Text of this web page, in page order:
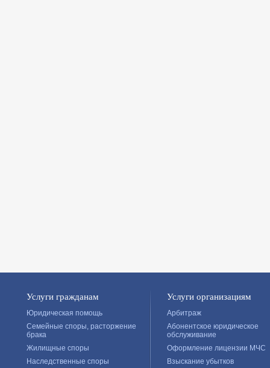
Услуги гражданам
Юридическая помощь
Семейные споры, расторжение
брака
Жилищные споры
Наследственные споры
Услуги организациям
Арбитраж
Абонентское юридическое
обслуживание
Оформление лицензии МЧС
Взыскание убытков